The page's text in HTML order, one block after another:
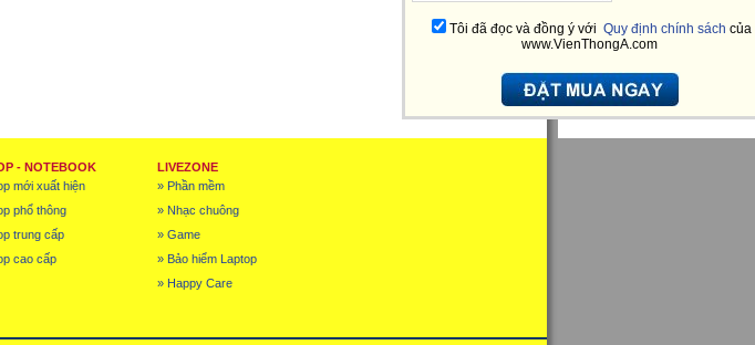
Tôi đã đọc và đồng ý với Quy định chính sách của
www.VienThongA.com
- NOTEBOOK
mới xuất hiện
phổ thông
trung cấp
cao cấp
LIVEZONE
» Phần mềm
» Nhạc chuông
» Game
» Bảo hiểm Laptop
» Happy Care